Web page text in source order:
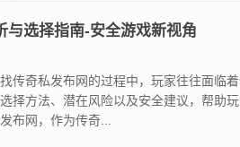
与选择指南-安全游戏新视角
传奇私发布网的过程中，玩家往往面临
择方法、潜在风险以及安全建议，帮助
布网，作为传奇...